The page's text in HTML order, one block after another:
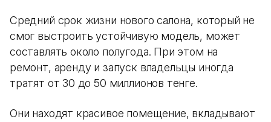
Средний срок жизни нового салона, который не
смог выстроить устойчивую модель, может
составлять около полугода. При этом на
ремонт, аренду и запуск владельцы иногда
тратят от 30 до 50 миллионов тенге.
Они находят красивое помещение, вкладывают